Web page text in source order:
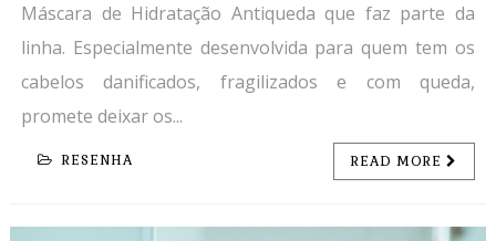
Máscara de Hidratação Antiqueda que faz parte da
linha. Especialmente desenvolvida para quem tem os
cabelos danificados, fragilizados e com queda,
promete deixar os...
RESENHA READ MORE